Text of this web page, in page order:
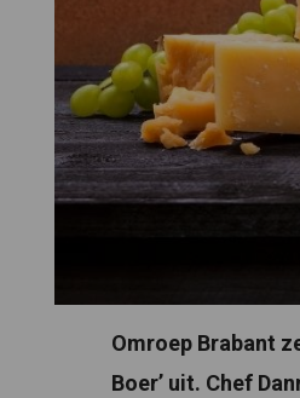
Omroep Brabant
Boer’ uit. Chef